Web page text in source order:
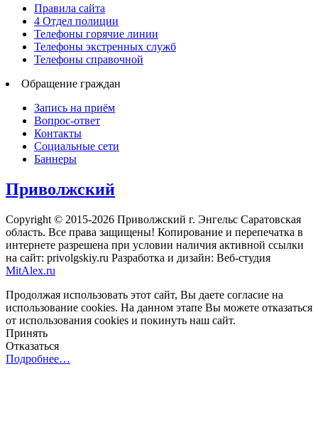
Правила сайта
4 Отдел полиции
Телефоны горячие линии
Телефоны экстренных служб
Телефоны справочной
Обращение граждан
Запись на приём
Вопрос-ответ
Контакты
Социальные сети
Баннеры
Приволжский
Copyright © 2015-2026 Приволжский г. Энгельс Саратовская
область. Все права защищены! Копирование и перепечатка в
интернете разрешена при условии наличия активной ссылки
на сайт: privolgskiy.ru Разработка и дизайн: Веб-студия
MitAlex.ru
Продолжая использовать этот сайт, Вы даете согласие на
использование cookies. На данном этапе Вы можете отказаться
от использования cookies и покинуть наш сайт.
Принять
Отказаться
Подробнее…